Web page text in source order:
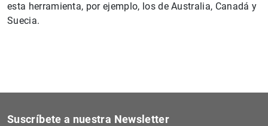
esta herramienta, por ejemplo, los de Australia, Canadá y
Suecia.
Suscríbete a nuestra Newsletter